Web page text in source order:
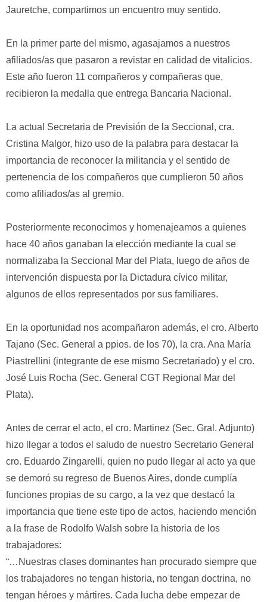
Jauretche, compartimos un encuentro muy sentido.
En la primer parte del mismo, agasajamos a nuestros
afiliados/as que pasaron a revistar en calidad de vitalicios.
Este año fueron 11 compañeros y compañeras que,
recibieron la medalla que entrega Bancaria Nacional.
La actual Secretaria de Previsión de la Seccional, cra.
Cristina Malgor, hizo uso de la palabra para destacar la
importancia de reconocer la militancia y el sentido de
pertenencia de los compañeros que cumplieron 50 años
como afiliados/as al gremio.
Posteriormente reconocimos y homenajeamos a quienes
hace 40 años ganaban la elección mediante la cual se
normalizaba la Seccional Mar del Plata, luego de años de
intervención dispuesta por la Dictadura cívico militar,
algunos de ellos representados por sus familiares.
En la oportunidad nos acompañaron además, el cro. Alberto
Tajano (Sec. General a ppios. de los 70), la cra. Ana María
Piastrellini (integrante de ese mismo Secretariado) y el cro.
José Luis Rocha (Sec. General CGT Regional Mar del
Plata).
Antes de cerrar el acto, el cro. Martinez (Sec. Gral. Adjunto)
hizo llegar a todos el saludo de nuestro Secretario General
cro. Eduardo Zingarelli, quien no pudo llegar al acto ya que
se demoró su regreso de Buenos Aires, donde cumplía
funciones propias de su cargo, a la vez que destacó la
importancia que tiene este tipo de actos, haciendo mención
a la frase de Rodolfo Walsh sobre la historia de los
trabajadores:
“…Nuestras clases dominantes han procurado siempre que
los trabajadores no tengan historia, no tengan doctrina, no
tengan héroes y mártires. Cada lucha debe empezar de